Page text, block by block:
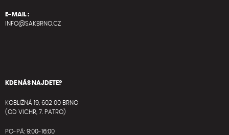
E-MAIL :
INFO@SAKBRNO.CZ
KDE NÁS NAJDETE?
KOBLIŽNÁ 19, 602 00 BRNO
(OD VICHR, 7. PATRO)
PO-PÁ: 9:00-16:00